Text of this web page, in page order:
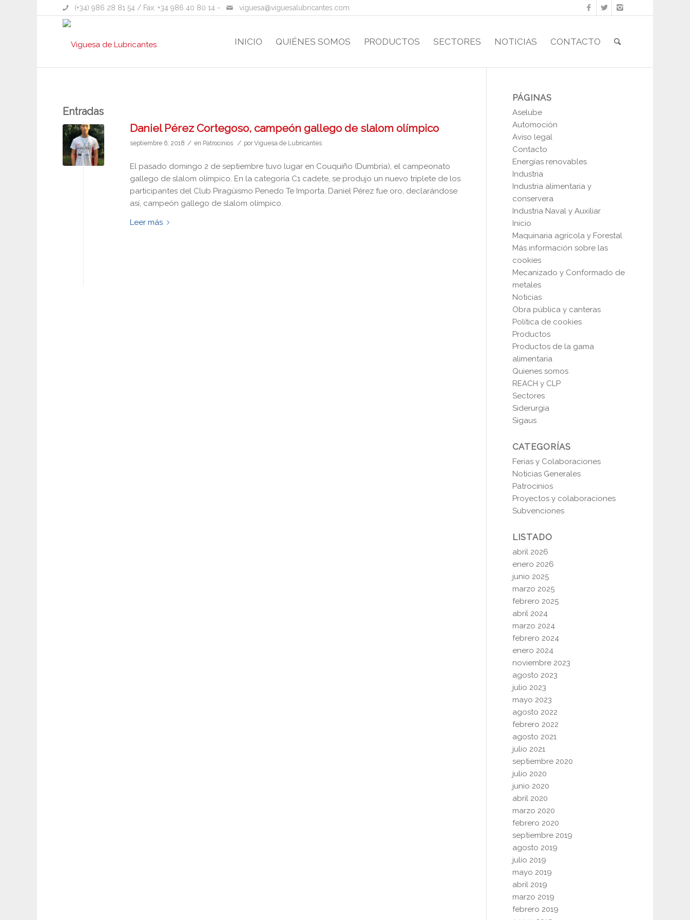
(+34) 986 28 81 54 / Fax: +34 986 40 80 14 - viguesa@viguesalubricantes.com
INICIO QUIÉNES SOMOS PRODUCTOS SECTORES NOTICIAS CONTACTO
Entradas
Daniel Pérez Cortegoso, campeón gallego de slalom olímpico
septiembre 6, 2018 / en Patrocinios / porViguesa de Lubricantes
El pasado domingo 2 de septiembre tuvo lugar en Couquiño (Dumbría), el campeonato
gallego de slalom olímpico. En la categoría C1 cadete, se produjo un nuevo triplete de los
participantes del Club Piragüismo Penedo Te Importa. Daniel Pérez fue oro, declarándose
así, campeón gallego de slalom olímpico.
Leer más
PÁGINAS
Aselube
Automoción
Aviso legal
Contacto
Energías renovables
Industria
Industria alimentaria y
conservera
Industria Naval y Auxiliar
Inicio
Maquinaria agrícola y Forestal
Más información sobre las
cookies
Mecanizado y Conformado de
metales
Noticias
Obra pública y canteras
Política de cookies
Productos
Productos de la gama
alimentaria
Quienes somos
REACH y CLP
Sectores
Siderurgia
Sigaus
CATEGORÍAS
Ferias y Colaboraciones
Noticias Generales
Patrocinios
Proyectos y colaboraciones
Subvenciones
LISTADO
abril 2026
enero 2026
junio 2025
marzo 2025
febrero 2025
abril 2024
marzo 2024
febrero 2024
enero 2024
noviembre 2023
agosto 2023
julio 2023
mayo 2023
agosto 2022
febrero 2022
agosto 2021
julio 2021
septiembre 2020
julio 2020
junio 2020
abril 2020
marzo 2020
febrero 2020
septiembre 2019
agosto 2019
julio 2019
mayo 2019
abril 2019
marzo 2019
febrero 2019